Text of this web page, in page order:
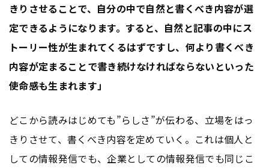
きりさせることで、自分の中で自然と書くべき内容が選
定できるようになります。すると、自然と記事の中にス
トーリー性が生まれてくるはずですし、何より書くべき
内容が定まることで書き続けなければならないといった
使命感も生まれます」
どこから読みはじめても”らしさ”が伝わる、立場をはっ
きりさせて、書くべき内容を定めていく。これは個人と
しての情報発信でも、企業としての情報発信でも同じこ